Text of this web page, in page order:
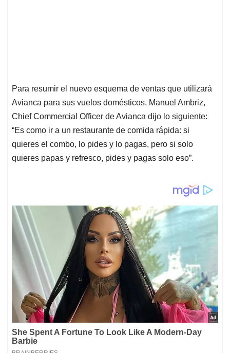
Para resumir el nuevo esquema de ventas que utilizará
Avianca para sus vuelos domésticos, Manuel Ambriz,
Chief Commercial Officer de Avianca dijo lo siguiente:
“Es como ir a un restaurante de comida rápida: si
quieres el combo, lo pides y lo pagas, pero si solo
quieres papas y refresco, pides y pagas solo eso”.